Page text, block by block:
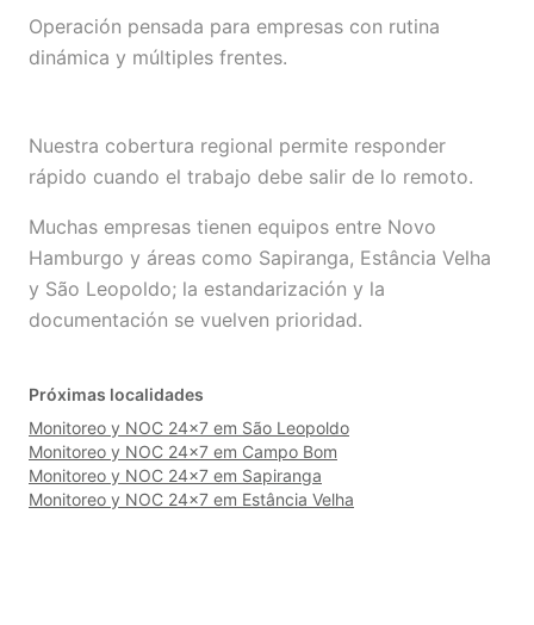
Operación pensada para empresas con rutina
dinámica y múltiples frentes.
Nuestra cobertura regional permite responder
rápido cuando el trabajo debe salir de lo remoto.
Muchas empresas tienen equipos entre Novo
Hamburgo y áreas como Sapiranga, Estância Velha
y São Leopoldo; la estandarización y la
documentación se vuelven prioridad.
Próximas localidades
Monitoreo y NOC 24×7 em São Leopoldo
Monitoreo y NOC 24×7 em Campo Bom
Monitoreo y NOC 24×7 em Sapiranga
Monitoreo y NOC 24×7 em Estância Velha